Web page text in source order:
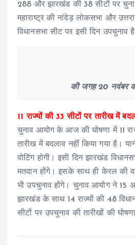
288 और झारखंड की 38 सीटों पर
महाराष्ट्र की नांदेड़ लोकसभा और
विधानसभा सीट पर इसी दिन उपचुनाव
की जगह 20 नवंबर
11 राज्यों की 33 सीटों पर तारीख में
चुनाव आयोग के आज की घोषणा में 11
तारीख में बदलाव नहीं किया गया है।
वोटिंग होगी। इसी दिन झारखंड
मतदान होंगे। इसके साथ ही केरल की
भी उपचुनाव होंगे। चुनाव आयोग ने 15
झारखंड के साथ 14 राज्यों की 48
सीटों पर उपचुनाव की तारीखों की